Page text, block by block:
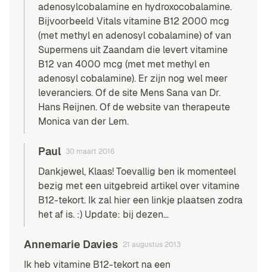
adenosylcobalamine en hydroxocobalamine.
Bijvoorbeeld Vitals vitamine B12 2000 mcg
(met methyl en adenosyl cobalamine) of van
Supermens uit Zaandam die levert vitamine
B12 van 4000 mcg (met met methyl en
adenosyl cobalamine). Er zijn nog wel meer
leveranciers. Of de site Mens Sana van Dr.
Hans Reijnen. Of de website van therapeute
Monica van der Lem.
Paul 30 maart 2016
Dankjewel, Klaas! Toevallig ben ik momenteel
bezig met een uitgebreid artikel over vitamine
B12-tekort. Ik zal hier een linkje plaatsen zodra
het af is. :) Update: bij dezen…
Annemarie Davies 21 augustus 2013
Ik heb vitamine B12-tekort na een